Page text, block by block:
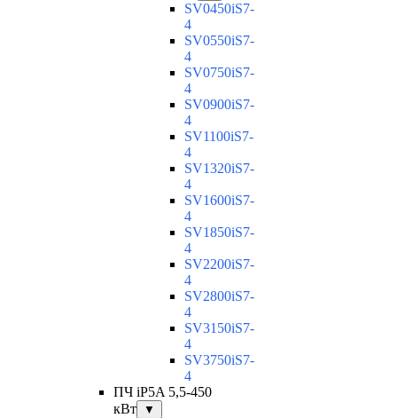
SV0450iS7-
4
SV0550iS7-
4
SV0750iS7-
4
SV0900iS7-
4
SV1100iS7-
4
SV1320iS7-
4
SV1600iS7-
4
SV1850iS7-
4
SV2200iS7-
4
SV2800iS7-
4
SV3150iS7-
4
SV3750iS7-
4
ПЧ iP5A 5,5-450
кВт
▼